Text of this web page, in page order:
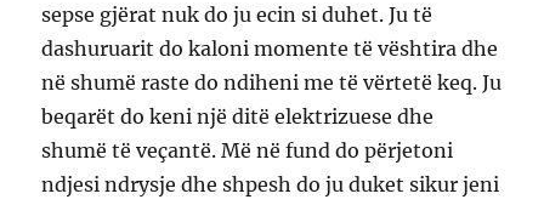
sepse gjërat nuk do ju ecin si duhet. Ju të
dashuruarit do kaloni momente të vështira dhe
në shumë raste do ndiheni me të vërtetë keq. Ju
beqarët do keni një ditë elektrizuese dhe
shumë të veçantë. Më në fund do përjetoni
ndjesi ndrysje dhe shpesh do ju duket sikur jeni